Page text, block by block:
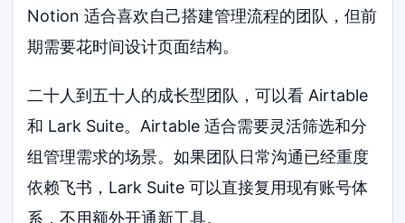
Notion 适合喜欢自己搭建管理流程的团队，但前
期需要花时间设计页面结构。
二十人到五十人的成长型团队，可以看 Airtable
和 Lark Suite。Airtable 适合需要灵活筛选和分
组管理需求的场景。如果团队日常沟通已经重度
依赖飞书，Lark Suite 可以直接复用现有账号体
系，不用额外开通新工具。